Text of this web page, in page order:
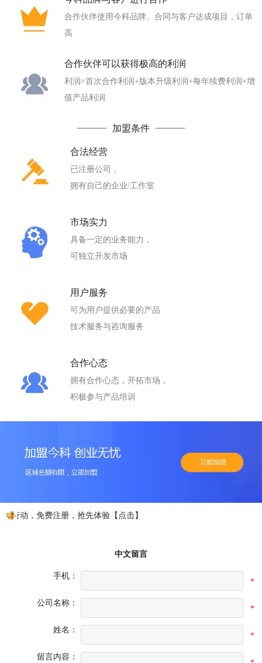
合作伙伴使用今科品牌、合同与客户达成项目，订单
高
合作伙伴可以获得极高的利润
利润=首次合作利润+版本升级利润+每年续费利润+增
值产品利润
加盟条件
合法经营
已注册公司，
拥有自己的企业/工作室
市场实力
具备一定的业务能力，
可独立开发市场
用户服务
可为用户提供必要的产品
技术服务与咨询服务
合作心态
拥有合作心态，开拓市场，
积极参与产品培训
行动，免费注册，抢先体验【点击】
中文留言
手机：
*
公司名称：
*
姓名：
*
留言内容：